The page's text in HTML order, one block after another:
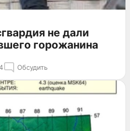
не дали
горожанина
Обсудить